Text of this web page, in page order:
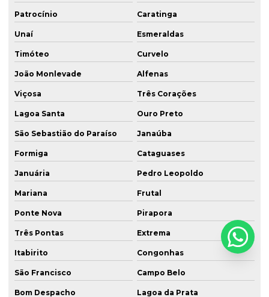
Patrocínio Caratinga
Unaí Esmeraldas
Timóteo Curvelo
João Monlevade Alfenas
Viçosa Três Corações
Lagoa Santa Ouro Preto
São Sebastião do Paraíso Janaúba
Formiga Cataguases
Januária Pedro Leopoldo
Mariana Frutal
Ponte Nova Pirapora
Três Pontas Extrema
Itabirito Congonhas
São Francisco Campo Belo
Bom Despacho Lagoa da Prata